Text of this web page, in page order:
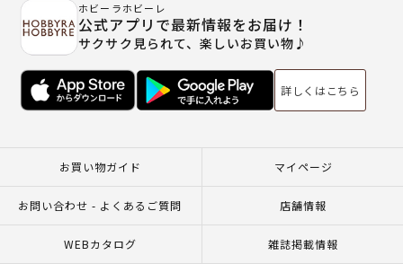
ホビーラホビーレ
公式アプリで最新情報をお届け！
サクサク見られて、楽しいお買い物♪
詳しくはこちら
お買い物ガイド マイページ
お問い合わせ - よくあるご質問 店舗情報
WEBカタログ 雑誌掲載情報